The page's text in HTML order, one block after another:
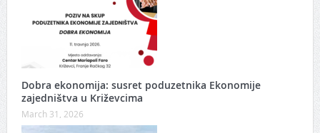
Dobra ekonomija: susret poduzetnika Ekonomije
zajedništva u Križevcima
March 31, 2026